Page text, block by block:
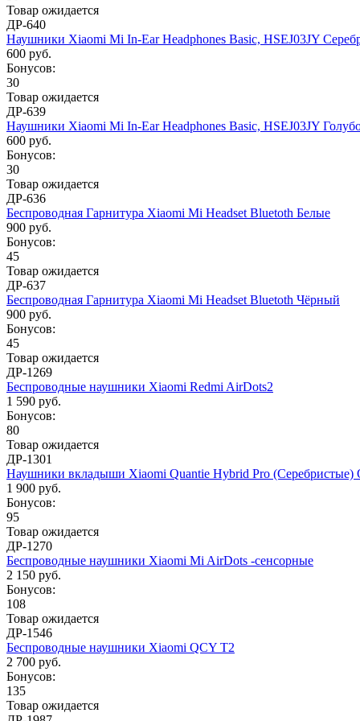
Товар ожидается
ДР-640
Наушники Xiaomi Mi In-Ear Headphones Basic, HSEJ03JY
600 руб.
Бонусов:
30
Товар ожидается
ДР-639
Наушники Xiaomi Mi In-Ear Headphones Basic, HSEJ03JY
600 руб.
Бонусов:
30
Товар ожидается
ДР-636
Беспроводная Гарнитура Xiaomi Mi Headset Bluetoth Белые
900 руб.
Бонусов:
45
Товар ожидается
ДР-637
Беспроводная Гарнитура Xiaomi Mi Headset Bluetoth Чёрный
900 руб.
Бонусов:
45
Товар ожидается
ДР-1269
Беспроводные наушники Xiaomi Redmi AirDots2
1 590 руб.
Бонусов:
80
Товар ожидается
ДР-1301
Наушники вкладыши Xiaomi Quantie Hybrid Pro (Серебристые)
1 900 руб.
Бонусов:
95
Товар ожидается
ДР-1270
Беспроводные наушники Xiaomi Mi AirDots -сенсорные
2 150 руб.
Бонусов:
108
Товар ожидается
ДР-1546
Беспроводные наушники Xiaomi QCY T2
2 700 руб.
Бонусов:
135
Товар ожидается